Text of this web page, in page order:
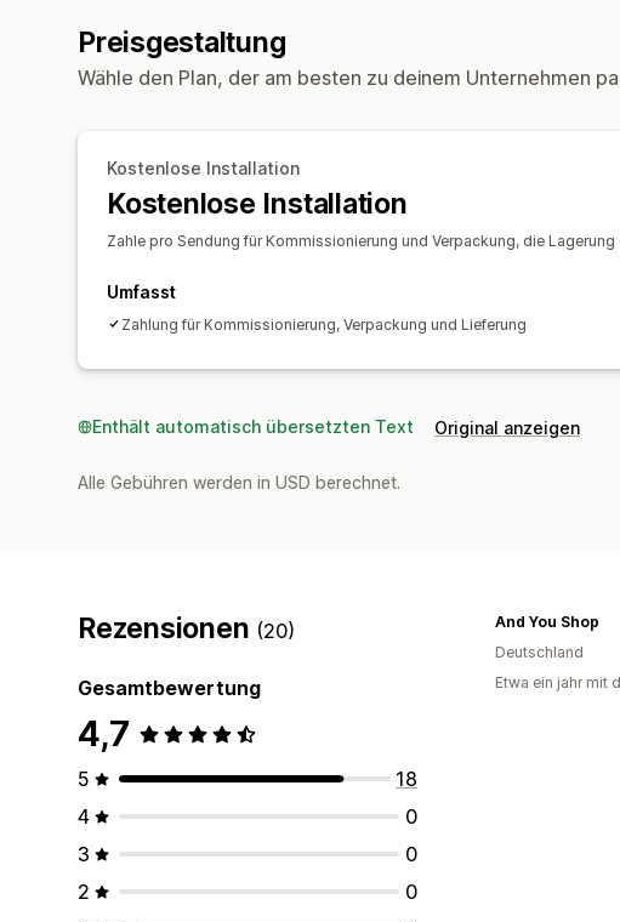
Preisgestaltung
Wähle den Plan, der am besten zu deinem Unternehmen
Kostenlose Installation
Kostenlose Installation
Zahle pro Sendung für Kommissionierung und Verpackung, die
Umfasst
Zahlung für Kommissionierung, Verpackung und Lieferung
Enthält automatisch übersetzten Text Original anzeigen
Alle Gebühren werden in USD berechnet.
Rezensionen (20)
Gesamtbewertung
4,7
5
18
4
0
3
0
2
0
And You Shop
Deutschland
Etwa ein jahr mit